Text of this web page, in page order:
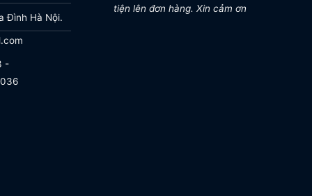
Đình Hà Nội.
-
tiện lên đơn hàng. Xin cảm ơn